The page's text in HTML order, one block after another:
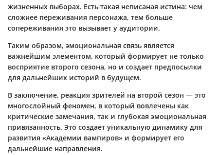
жизненных выборах. Есть такая неписаная истина: чем
сложнее переживания персонажа, тем больше
сопереживания это вызывает у аудитории.
Таким образом, эмоциональная связь является
важнейшим элементом, который формирует не только
восприятие второго сезона, но и создает предпосылки
для дальнейших историй в будущем.
В заключение, реакция зрителей на второй сезон — это
многослойный феномен, в который вовлечены как
критические замечания, так и глубокая эмоциональная
привязанность. Это создает уникальную динамику для
развития «Академии вампиров» и формирует его
дальнейшие направления.